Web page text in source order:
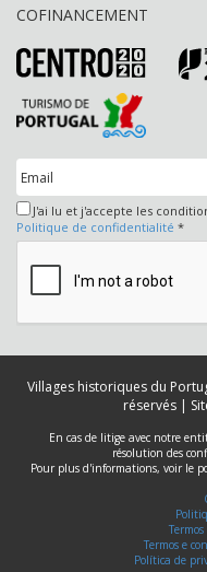
COFINANCEMENT
J'ai lu et j'accepte les
Politique de confidentialité *
Villages historiques du
réservés |
En cas de litige avec notre
résolution des
Pour plus d'informations, voir le
Termos e
Política de